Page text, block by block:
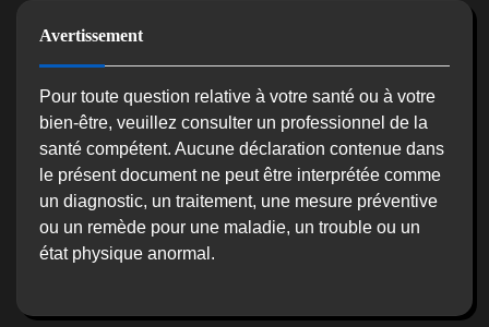
Avertissement
Pour toute question relative à votre santé ou à votre
bien-être, veuillez consulter un professionnel de la
santé compétent. Aucune déclaration contenue dans
le présent document ne peut être interprétée comme
un diagnostic, un traitement, une mesure préventive
ou un remède pour une maladie, un trouble ou un
état physique anormal.